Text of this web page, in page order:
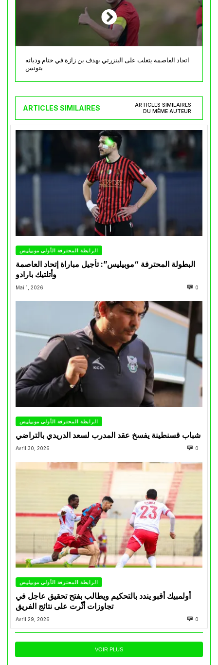
اتحاد العاصمة يتغلب على البنزرتي بهدف بن زازة في ختام ودياته
بتونس
ARTICLES SIMILAIRES
ARTICLES SIMILAIRES
DU MÊME AUTEUR
الرابطة المحترفة الأولى موبيليس
البطولة المحترفة “موبيليس”: تأجيل مباراة إتحاد العاصمة
وأتلتيك بارادو
Mai 1, 2026 0
الرابطة المحترفة الأولى موبيليس
شباب قسنطينة يفسخ عقد المدرب لسعد الدريدي بالتراضي
Avril 30, 2026 0
الرابطة المحترفة الأولى موبيليس
أولمبيك أقبو يندد بالتحكيم ويطالب بفتح تحقيق عاجل في
تجاوزات أثّرت على نتائج الفريق
Avril 29, 2026 0
VOIR PLUS